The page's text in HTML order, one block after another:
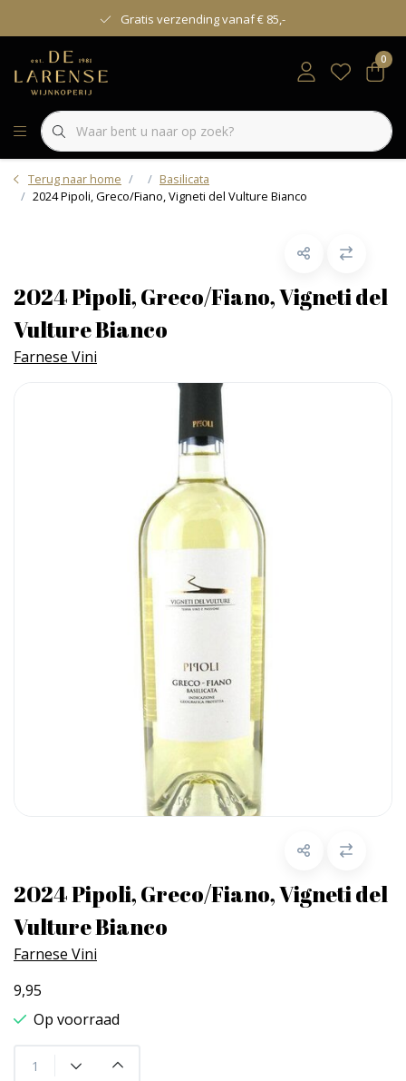
Gratis verzending vanaf € 85,-
0
Terug naar home
Basilicata
2024 Pipoli, Greco/Fiano, Vigneti del Vulture Bianco
2024 Pipoli, Greco/Fiano, Vigneti del
Vulture Bianco
Farnese Vini
2024 Pipoli, Greco/Fiano, Vigneti del
Vulture Bianco
Farnese Vini
9,95
Op voorraad